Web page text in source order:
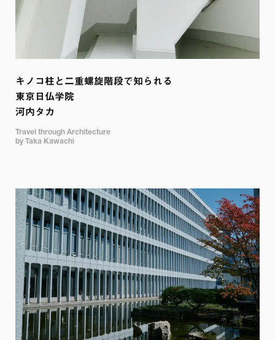
キノコ柱と二重螺旋階段で知られる
東京日仏学院
河内タカ
Travel through Architecture
by Taka Kawachi